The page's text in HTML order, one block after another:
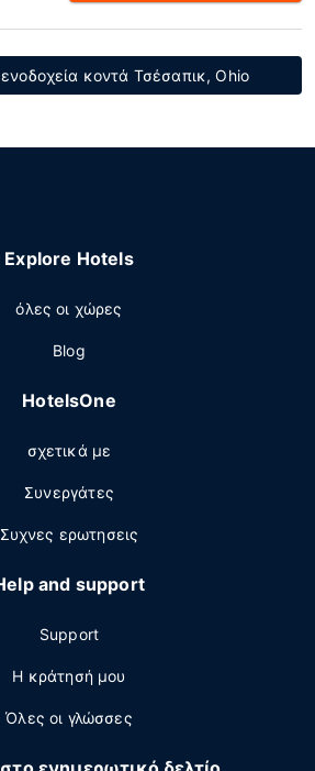
κοντά Τσέσαπικ, Ohio
Explore Hotels
όλες οι χώρες
Blog
HotelsOne
σχετικά με
Συνεργάτες
Συχνες ερωτησεις
and support
Support
Η κράτησή μου
Όλες οι γλώσσες